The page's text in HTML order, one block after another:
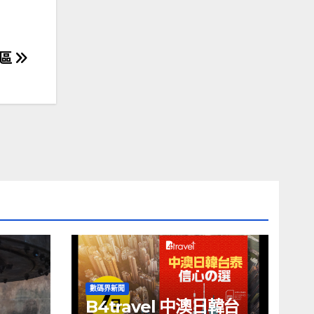
數碼界新聞
B4travel 中澳日韓台